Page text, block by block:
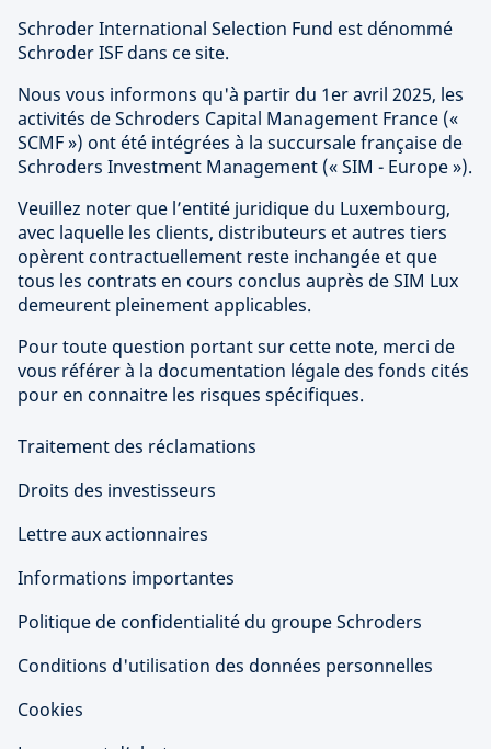
Schroder International Selection Fund est dénommé
Schroder ISF dans ce site.
Nous vous informons qu'à partir du 1er avril 2025, les
activités de Schroders Capital Management France («
SCMF ») ont été intégrées à la succursale française de
Schroders Investment Management (« SIM - Europe »).
Veuillez noter que l’entité juridique du Luxembourg,
avec laquelle les clients, distributeurs et autres tiers
opèrent contractuellement reste inchangée et que
tous les contrats en cours conclus auprès de SIM Lux
demeurent pleinement applicables.
Pour toute question portant sur cette note, merci de
vous référer à la documentation légale des fonds cités
pour en connaitre les risques spécifiques.
Traitement des réclamations
Droits des investisseurs
Lettre aux actionnaires
Informations importantes
Politique de confidentialité du groupe Schroders
Conditions d'utilisation des données personnelles
Cookies